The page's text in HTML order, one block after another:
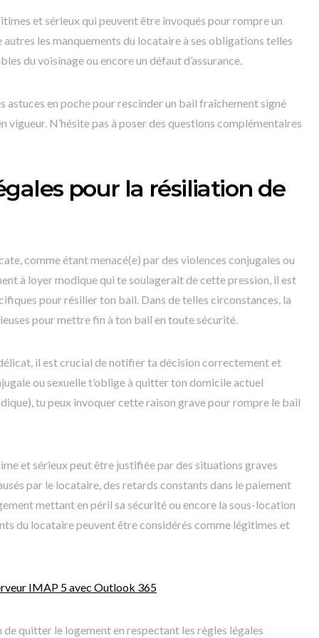
et sérieux qui peuvent être invoqués pour rompre un
les manquements du locataire à ses obligations telles
du voisinage ou encore un défaut d’assurance.
astuces en poche pour rescinder un bail fraîchement signé
vigueur. N’hésite pas à poser des questions complémentaires
pour la résiliation de
comme étant menacé(e) par des violences conjugales ou
à loyer modique qui te soulagerait de cette pression, il est
pour résilier ton bail. Dans de telles circonstances, la
pour mettre fin à ton bail en toute sécurité.
il est crucial de notifier ta décision correctement et
ou sexuelle t’oblige à quitter ton domicile actuel
tu peux invoquer cette raison grave pour rompre le bail
et sérieux peut être justifiée par des situations graves
par le locataire, des retards constants dans le paiement
mettant en péril sa sécurité ou encore la sous-location
du locataire peuvent être considérés comme légitimes et
IMAP 5 avec Outlook 365
quitter le logement en respectant les règles légales